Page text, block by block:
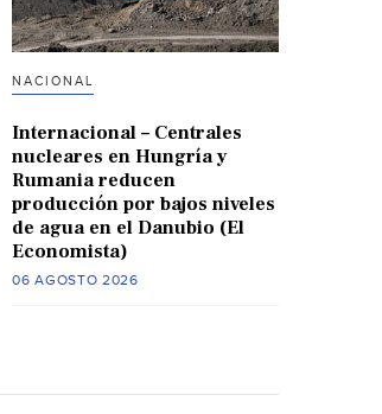
NACIONAL
Internacional – Centrales
nucleares en Hungría y
Rumania reducen
producción por bajos niveles
de agua en el Danubio (El
Economista)
06 AGOSTO 2026